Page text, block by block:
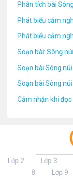
Phân tích bài
Phát biểu cảm
Phát biểu cảm
Soạn bài: Sông
Soạn bài Sông
Soạn bài Sông
Cảm nhận khi đọc
Lớp 2 Lớp 3
8
Lớp 9